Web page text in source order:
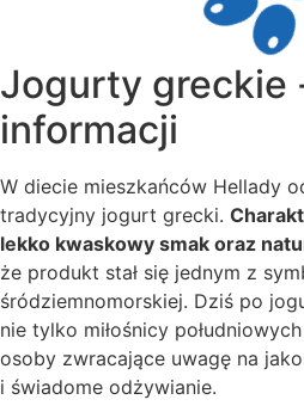
Jogurty greckie
informacji
W diecie mieszkańców Hellady
tradycyjny jogurt grecki.
lekko kwaskowy smak oraz
że produkt stał się jednym z
śródziemnomorskiej. Dziś po
nie tylko miłośnicy
osoby zwracające uwagę na
i świadome odżywianie.